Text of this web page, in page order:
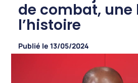
de combat, une
l’histoire
Publié le 13/05/2024